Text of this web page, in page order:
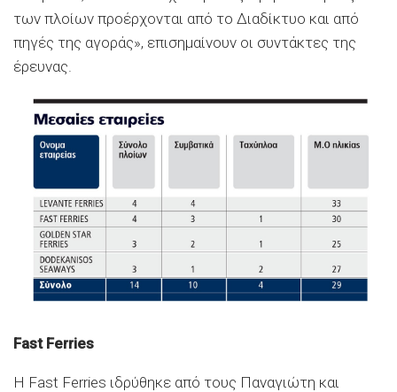
των πλοίων προέρχονται από το Διαδίκτυο και από
πηγές της αγοράς», επισημαίνουν οι συντάκτες της
έρευνας.
Fast Ferries
H Fast Ferries ιδρύθηκε από τους Παναγιώτη και